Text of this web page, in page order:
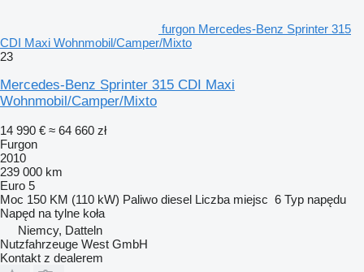
furgon Mercedes-Benz Sprinter 315
CDI Maxi Wohnmobil/Camper/Mixto
23
Mercedes-Benz Sprinter 315 CDI Maxi
Wohnmobil/Camper/Mixto
14 990 € ≈ 64 660 zł
Furgon
2010
239 000 km
Euro 5
Moc 150 KM (110 kW) Paliwo diesel Liczba miejsc 6 Typ napędu
Napęd na tylne koła
Niemcy, Datteln
Nutzfahrzeuge West GmbH
Kontakt z dealerem